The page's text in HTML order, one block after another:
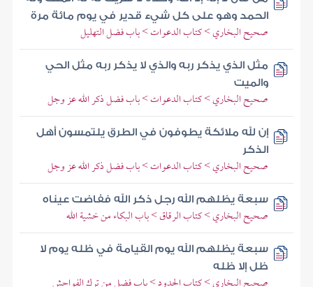
الحمد وهو على كل شيء قدير في يوم مائة مرة
صحيح البخاري > كتاب الدعوات > باب فضل التهليل
مثل الذي يذكر ربه والذي لا يذكر ربه مثل الحي
والميت
صحيح البخاري > كتاب الدعوات > باب فضل ذكر الله عز وجل
إن لله ملائكة يطوفون في الطرق يلتمسون أهل
الذكر
صحيح البخاري > كتاب الدعوات > باب فضل ذكر الله عز وجل
سبعة يظلهم الله رجل ذكر الله ففاضت عيناه
صحيح البخاري > كتاب الرقاق > باب البكاء من خشية الله
سبعة يظلهم الله يوم القيامة في ظله يوم لا
ظل إلا ظله